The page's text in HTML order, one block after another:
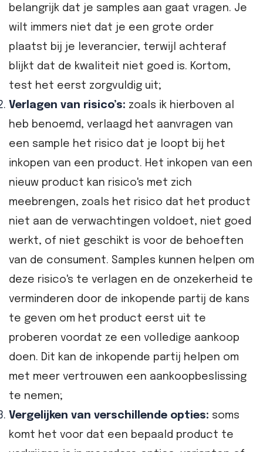
belangrijk dat je samples aan gaat vragen. Je
wilt immers niet dat je een grote order
plaatst bij je leverancier, terwijl achteraf
blijkt dat de kwaliteit niet goed is. Kortom,
test het eerst zorgvuldig uit;
Verlagen van risico’s: zoals ik hierboven al
heb benoemd, verlaagd het aanvragen van
een sample het risico dat je loopt bij het
inkopen van een product. Het inkopen van een
nieuw product kan risico's met zich
meebrengen, zoals het risico dat het product
niet aan de verwachtingen voldoet, niet goed
werkt, of niet geschikt is voor de behoeften
van de consument. Samples kunnen helpen om
deze risico's te verlagen en de onzekerheid te
verminderen door de inkopende partij de kans
te geven om het product eerst uit te
proberen voordat ze een volledige aankoop
doen. Dit kan de inkopende partij helpen om
met meer vertrouwen een aankoopbeslissing
te nemen;
Vergelijken van verschillende opties: soms
komt het voor dat een bepaald product te